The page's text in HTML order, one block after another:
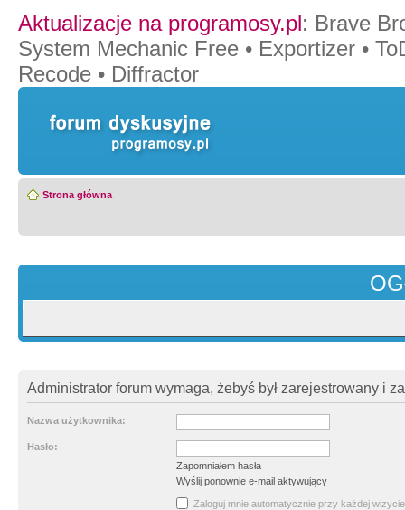
Aktualizacje na programosy.pl: Brave
System Mechanic Free • Exportizer •
Recode • Diffractor
Strona główna
Administrator forum wymaga, żebyś był zarejestrowany i
Nazwa użytkownika:
Hasło:
Zapomniałem hasła
Wyślij ponownie e-mail aktywujący
Zaloguj mnie automatycznie przy każdej wizycie